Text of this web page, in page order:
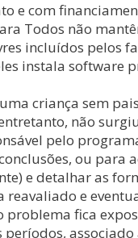
e com
Todos não
incluídos pelos
instala software
criança sem
não
pelo
ou para
e detalhar as
reavaliado e
problema fica
associado